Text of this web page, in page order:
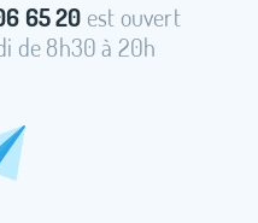
65 20 est ouvert
de 8h30 à 20h